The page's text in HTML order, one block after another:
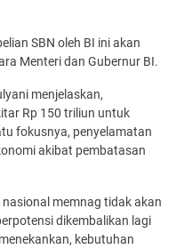
SBN oleh BI ini akan
Menteri dan Gubernur BI.
menjelaskan,
Rp 150 triliun untuk
fokusnya, penyelamatan
akibat pembatasan
memnag tidak akan
dikembalikan lagi
kebutuhan